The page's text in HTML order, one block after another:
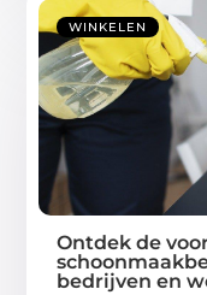
WINKELEN
Ontdek de
bedrijven en